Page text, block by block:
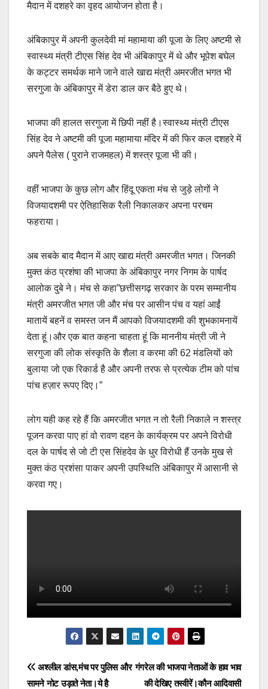
मैदान में दशहरे का वृहद आयोजन होता है।
अंबिकापुर में अपनी कुलदेवी मां महामाया की पूजा के लिए अष्टमी से
स्वास्थ्य मंत्री टीएस सिंह देव भी अंबिकापुर में थे और भूपेश बघेल
के कट्टर समर्थक माने जाने वाले खाद्य मंत्री अमरजीत भगत भी
सरगुजा के अंबिकापुर में डेरा डाल कर बैठे हुए थे।
भाजपा की हालत सरगुजा में छिपी नहीं है।स्वास्थ्य मंत्री टीएस
सिंह देव ने अष्टमी की पूजा महामाया मंदिर में की फिर कल दशहरे में
अपने पैलेस ( पुराने राजमहल) में शस्त्र पूजा भी की।
वहीं भाजपा के कुछ लोग और हिंदू एकता मंच से जुड़े लोगों ने
विजयादशमी पर ऐतिहासिक रैली निकालकर अपना परचम
फहराया।
अब सबके बाद मैदान में आए खाद्य मंत्री अमरजीत भगत। जिनकी
मुक्त कंठ प्रशंषा की भाजपा के अंबिकापुर नगर निगम के पार्षद
आलोक दुबे ने। मंच से कहा”छत्तीसगढ़ सरकार के परम सम्मानीय
मंत्री अमरजीत भगत जी और मंच पर आसीन पंच व यहां आईं
मातायें बहनें व समस्त जन मैं आपको विजयादशमी की शुभकामनायें
देता हूं।और एक बात कहना चाहता हूं कि माननीय मंत्री जी ने
सरगुजा की लोक संस्कृति के शैला व करमा की 62 मंडलियों को
बुलाया जो एक रिकार्ड है और अपनी तरफ से प्रत्येक टीम को पांच
पांच हज़ार रूपए दिए।”
लोग यही कह रहे हैं कि अमरजीत भगत न तो रैली निकाले न शस्त्र
पूजन करवा पाए हां वो रावण दहन के कार्यक्रम पर अपने विरोधी
दल के पार्षद से जो टी एस सिंहदेव के धुर विरोधी हैं उनके मुख से
मुक्त कंठ प्रशंसा पाकर अपनी उपस्थिति अंबिकापुर में आसानी से
करवा गए।
Post
गंगरेल की भाजपा नेताओं के हाव भाव
की देखिए तस्वीरें।कौन आदिवासी
अश्लील डांस,मंच पर पुलिस और
सामने नोट उड़ाते नेता।ये है